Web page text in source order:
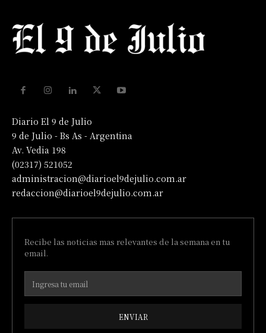
Diario El 9 de Julio
9 de Julio - Bs As - Argentina
Av. Vedia 198
(02317) 521052
administracion@diarioel9dejulio.com.ar
redaccion@diarioel9dejulio.com.ar
Recibe las noticias mas relevantes de la semana en tu
email.
ENVIAR